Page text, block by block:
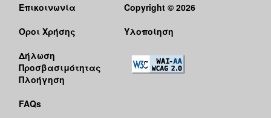
Επικοινωνία
Όροι Χρήσης
Δήλωση
Προσβασιμότητας
Πλοήγηση
FAQs
Copyright © 2026
Υλοποίηση